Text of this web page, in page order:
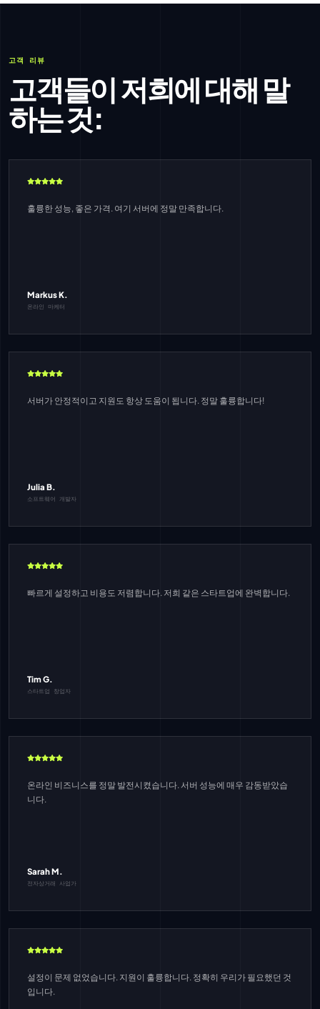
고객 리뷰
고객들이 저희에 대해 말
하는 것:
훌륭한 성능, 좋은 가격. 여기 서버에 정말 만족합니다.
Markus K.
온라인 마케터
서버가 안정적이고 지원도 항상 도움이 됩니다. 정말 훌륭합니다!
Julia B.
소프트웨어 개발자
빠르게 설정하고 비용도 저렴합니다. 저희 같은 스타트업에 완벽합니다.
Tim G.
스타트업 창업자
온라인 비즈니스를 정말 발전시켰습니다. 서버 성능에 매우 감동받았습
니다.
Sarah M.
전자상거래 사업가
설정이 문제 없었습니다. 지원이 훌륭합니다. 정확히 우리가 필요했던 것
입니다.